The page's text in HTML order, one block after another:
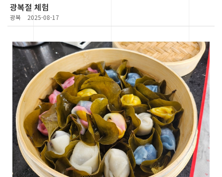
광복절 체험
광복 2025-08-17